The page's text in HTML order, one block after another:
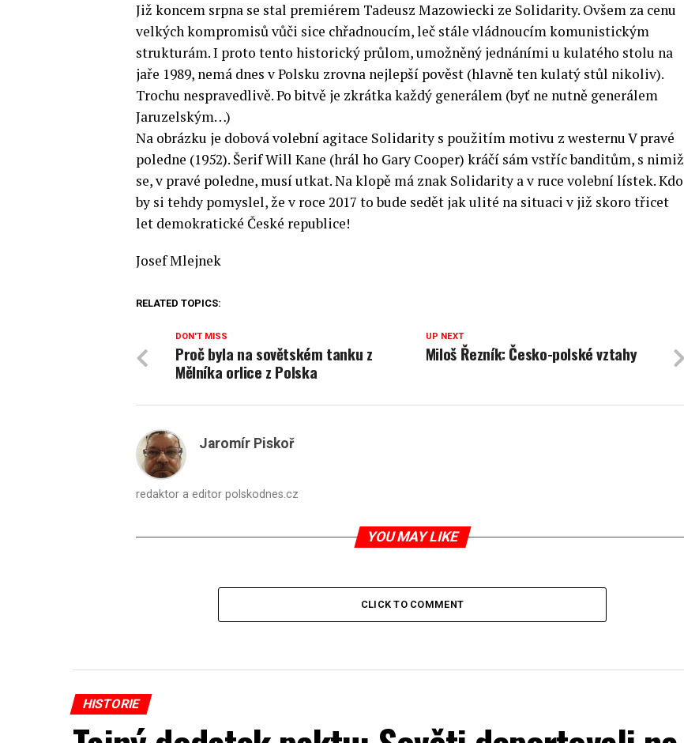
Již koncem srpna se stal premiérem Tadeusz Mazowiecki ze Solidarity. Ovšem za cenu
velkých kompromisů vůči sice chřadnoucím, leč stále vládnoucím komunistickým
strukturám. I proto tento historický průlom, umožněný jednáními u kulatého stolu na
jaře 1989, nemá dnes v Polsku zrovna nejlepší pověst (hlavně ten kulatý stůl nikoliv).
Trochu nespravedlivě. Po bitvě je zkrátka každý generálem (byť ne nutně generálem
Jaruzelským…)
Na obrázku je dobová volební agitace Solidarity s použitím motivu z westernu V pravé
poledne (1952). Šerif Will Kane (hrál ho Gary Cooper) kráčí sám vstříc banditům, s nimiž
se, v pravé poledne, musí utkat. Na klopě má znak Solidarity a v ruce volební lístek. Kdo
by si tehdy pomyslel, že v roce 2017 to bude sedět jak ulité na situaci v již skoro třicet
let demokratické České republice!
Josef Mlejnek
RELATED TOPICS:
UP NEXT
Miloš Řezník: Česko-polské vztahy
DON'T MISS
Proč byla na sovětském tanku z
Mělníka orlice z Polska
Jaromír Piskoř
redaktor a editor polskodnes.cz
YOU MAY LIKE
CLICK TO COMMENT
HISTORIE